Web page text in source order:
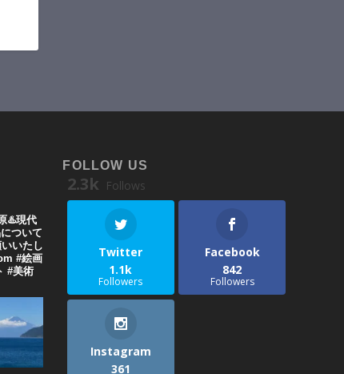
♨️現代
ついて
いたし
#絵画
#美術
FOLLOW US
2.3k Follows
Twitter
1.1k
Followers
Facebook
842
Followers
Instagram
361